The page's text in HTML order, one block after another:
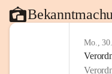
Mo.,